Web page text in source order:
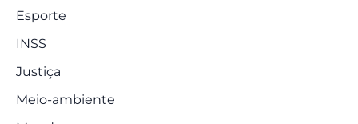
Esporte
INSS
Justiça
Meio-ambiente